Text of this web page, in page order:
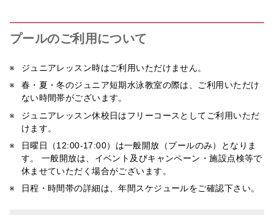
プールのご利用について
ジュニアレッスン時はご利用いただけません。
春・夏・冬のジュニア短期水泳教室の際は、ご利用いただけ
ない時間帯がございます。
ジュニアレッスン休校日はフリーコースとしてご利用いただ
けます。
日曜日（12:00-17:00）は一般開放（プールのみ）となりま
す。 一般開放は、イベント及びキャンペーン・施設点検等で
休ませていただく場合がございます。
日程・時間帯の詳細は、年間スケジュールをご確認下さい。